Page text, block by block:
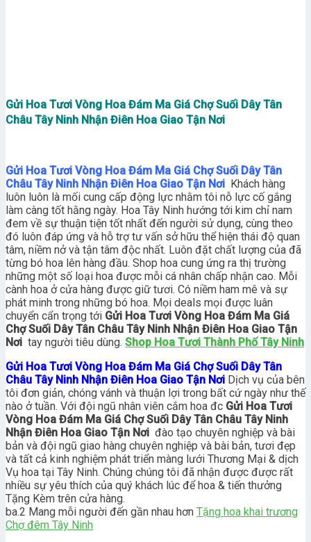
Gửi Hoa Tươi Vòng Hoa Đám Ma Giá Chợ Suối Dây Tân
Châu Tây Ninh Nhận Điên Hoa Giao Tận Nơi
Gửi Hoa Tươi Vòng Hoa Đám Ma Giá Chợ Suối Dây Tân
Châu Tây Ninh Nhận Điên Hoa Giao Tận Nơi Khách hàng
luôn luôn là mối cung cấp động lực nhằm tôi nỗ lực cố gắng
làm càng tốt hằng ngày. Hoa Tây Ninh hướng tới kim chỉ nam
đem về sự thuận tiện tốt nhất đến người sử dụng, cùng theo
đó luôn đáp ứng và hỗ trợ tư vấn sở hữu thể hiện thái độ quan
tâm, niềm nở và tận tâm độc nhất. Luôn đặt chất lượng của đã
từng bó hoa lên hàng đầu. Shop hoa cung ứng ra thị trường
những một số loại hoa được mỗi cá nhân chấp nhận cao. Mỗi
cành hoa ở cửa hàng được giữ tươi. Có niềm ham mê và sự
phát minh trong những bó hoa. Mọi deals mọi được luân
chuyển cẩn trọng tới Gửi Hoa Tươi Vòng Hoa Đám Ma Giá
Chợ Suối Dây Tân Châu Tây Ninh Nhận Điên Hoa Giao Tận
Nơi tay người tiêu dùng. Shop Hoa Tươi Thành Phố Tây Ninh
Gửi Hoa Tươi Vòng Hoa Đám Ma Giá Chợ Suối Dây Tân
Châu Tây Ninh Nhận Điên Hoa Giao Tận Nơi Dịch vụ của bên
tôi đơn giản, chóng vánh và thuận lợi trong bất cứ ngày như thế
nào ở tuần. Với đội ngũ nhân viên cắm hoa đc Gửi Hoa Tươi
Vòng Hoa Đám Ma Giá Chợ Suối Dây Tân Châu Tây Ninh
Nhận Điên Hoa Giao Tận Nơi đào tạo chuyên nghiệp và bài
bản và đội ngũ giao hàng chuyên nghiệp và bài bản, tươi đẹp
và tất cả kinh nghiệm phát triển màng lưới Thương Mại & dịch
Vụ hoa tại Tây Ninh. Chúng chúng tôi đã nhận được được rất
nhiều sự yêu thích của quý khách lúc để hoa & tiến thưởng
Tặng Kèm trên cửa hàng.
ba.2 Mang mỗi người đến gần nhau hơn Tặng hoa khai trương
Chợ đêm Tây Ninh